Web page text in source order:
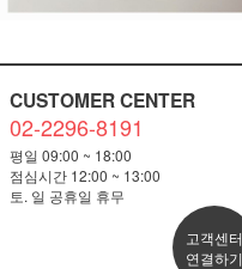
CUSTOMER CENTER
02-2296-8191
평일 09:00 ~ 18:00
점심시간 12:00 ~ 13:00
토. 일 공휴일 휴무
고객센터
연결하기